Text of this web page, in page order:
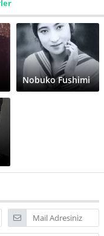
genişleyen ve
yavaşça akar.
karakterler korku,
düşünmeye ve
göçebeliği
yolu gibi metaforik
bir metaforik
da tiyatro da
yarayan
Nobuko Fushimi